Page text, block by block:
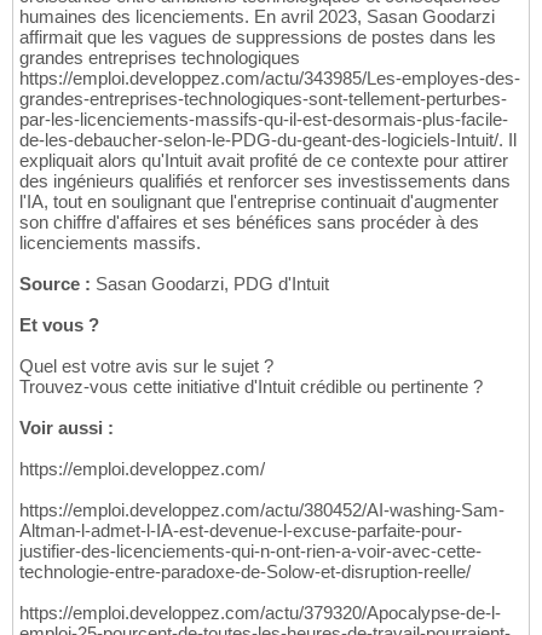
humaines des licenciements. En avril 2023, Sasan Goodarzi
affirmait que les vagues de suppressions de postes dans les
grandes entreprises technologiques
https://emploi.developpez.com/actu/343985/Les-employes-des-
grandes-entreprises-technologiques-sont-tellement-perturbes-
par-les-licenciements-massifs-qu-il-est-desormais-plus-facile-
de-les-debaucher-selon-le-PDG-du-geant-des-logiciels-Intuit/. Il
expliquait alors qu'Intuit avait profité de ce contexte pour attirer
des ingénieurs qualifiés et renforcer ses investissements dans
l'IA, tout en soulignant que l'entreprise continuait d'augmenter
son chiffre d'affaires et ses bénéfices sans procéder à des
licenciements massifs.
Source : Sasan Goodarzi, PDG d'Intuit
Et vous ?
Quel est votre avis sur le sujet ?
Trouvez-vous cette initiative d'Intuit crédible ou pertinente ?
Voir aussi :
https://emploi.developpez.com/
https://emploi.developpez.com/actu/380452/AI-washing-Sam-
Altman-l-admet-l-IA-est-devenue-l-excuse-parfaite-pour-
justifier-des-licenciements-qui-n-ont-rien-a-voir-avec-cette-
technologie-entre-paradoxe-de-Solow-et-disruption-reelle/
https://emploi.developpez.com/actu/379320/Apocalypse-de-l-